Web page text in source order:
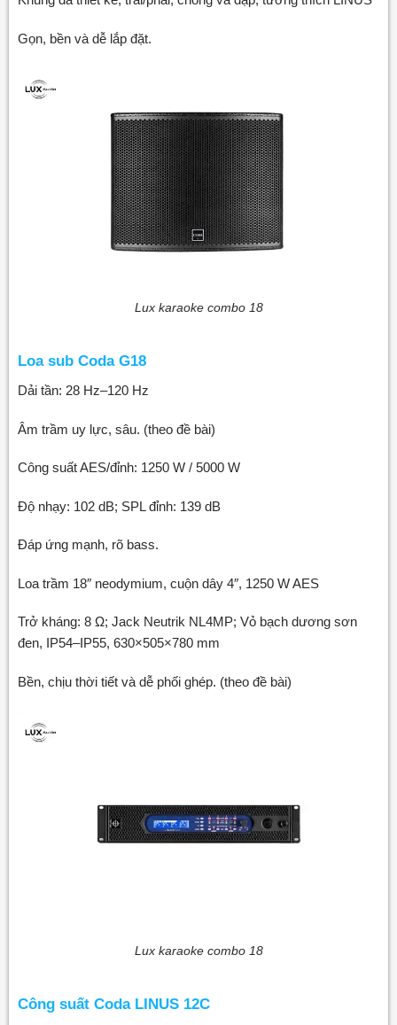
Gọn, bền và dễ lắp đặt.
Lux karaoke combo 18
Loa sub Coda G18
Dải tần: 28 Hz–120 Hz
Âm trầm uy lực, sâu. (theo đề bài)
Công suất AES/đỉnh: 1250 W / 5000 W
Độ nhạy: 102 dB; SPL đỉnh: 139 dB
Đáp ứng mạnh, rõ bass.
Loa trầm 18″ neodymium, cuộn dây 4″, 1250 W AES
Trở kháng: 8 Ω; Jack Neutrik NL4MP; Vỏ bạch dương sơn
đen, IP54–IP55, 630×505×780 mm
Bền, chịu thời tiết và dễ phối ghép. (theo đề bài)
Lux karaoke combo 18
Công suất Coda LINUS 12C